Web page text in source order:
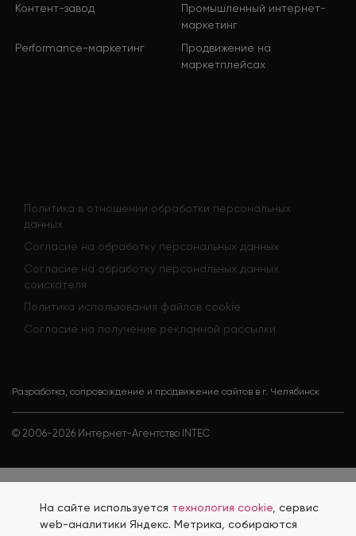
Контент-завод
Промышленный интернет-
маркетинг
Performance-маркетинг
Продвижение на
маркетплейсах
Политика в отношении обработки персональных
данных
Согласие на обработку персональных данных
Согласие на обработку персональных данных
соискателя
Политика использования файлов cookie
Согласие на получение рекламной рассылки
Разработка, сопровождение и продвижение сайтов в г. Челябинск
© 2006-2026 Интернет-Агентство INTEC
На сайте используется технология cookie , сервис
web-аналитики Яндекс. Метрика, собираются